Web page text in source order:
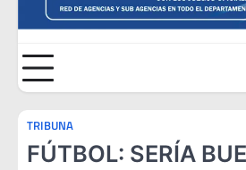
TRIBUNA
FÚTBOL: SERÍA